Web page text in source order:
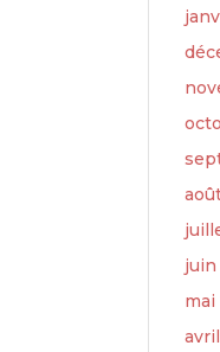
juin
mai